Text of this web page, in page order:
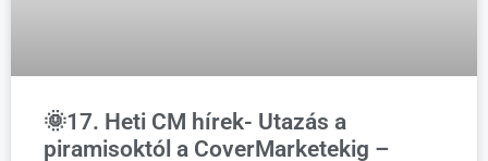
🌞17. Heti CM hírek- Utazás a
piramisoktól a CoverMarketekig –